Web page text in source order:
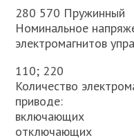
280 570 Пружинный
Номинальное
электромагнитов
110; 220
Количество
приводе:
включающих
отключающих